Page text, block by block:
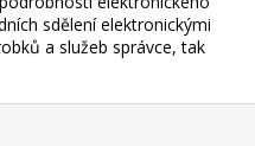
sdělení elektronickými
a služeb správce, tak